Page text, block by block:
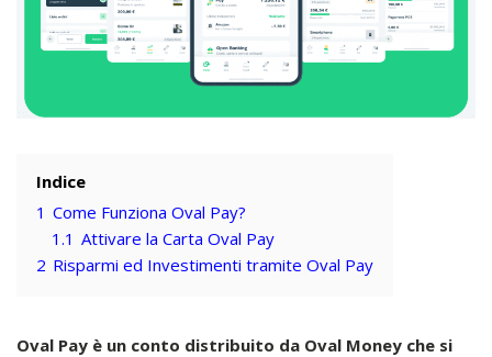
Indice
1 Come Funziona Oval Pay?
1.1 Attivare la Carta Oval Pay
2 Risparmi ed Investimenti tramite Oval Pay
Oval Pay è un conto distribuito da Oval Money che si